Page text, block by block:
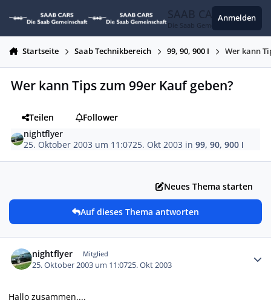
SAAB CARS
Die Saab Gemeinschaft
Anmelden
Startseite Saab Technikbereich 99, 90, 900 I Wer kann
Wer kann Tips zum 99er Kauf geben?
Teilen
Follower
nightflyer
25. Oktober 2003 um 11:0725. Okt 2003 in99, 90, 900 I
Neues Thema starten
Auf dieses Thema antworten
nightflyer Mitglied
25. Oktober 2003 um 11:0725. Okt 2003
Hallo zusammen....